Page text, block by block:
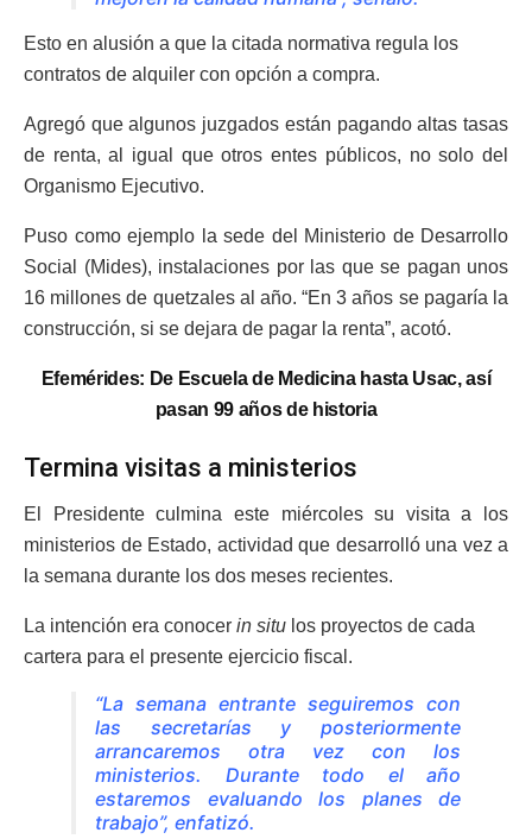
Esto en alusión a que la citada normativa regula los
contratos de alquiler con opción a compra.
Agregó que algunos juzgados están pagando altas tasas
de renta, al igual que otros entes públicos, no solo del
Organismo Ejecutivo.
Puso como ejemplo la sede del Ministerio de Desarrollo
Social (Mides), instalaciones por las que se pagan unos
16 millones de quetzales al año. “En 3 años se pagaría la
construcción, si se dejara de pagar la renta”, acotó.
Efemérides: De Escuela de Medicina hasta Usac, así
pasan 99 años de historia
Termina visitas a ministerios
El Presidente culmina este miércoles su visita a los
ministerios de Estado, actividad que desarrolló una vez a
la semana durante los dos meses recientes.
La intención era conocer in situ los proyectos de cada
cartera para el presente ejercicio fiscal.
“La semana entrante seguiremos con
las secretarías y posteriormente
arrancaremos otra vez con los
ministerios. Durante todo el año
estaremos evaluando los planes de
trabajo”, enfatizó.